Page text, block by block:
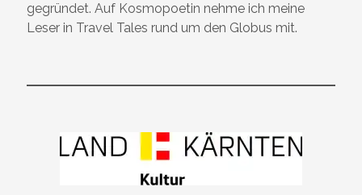
gegründet. Auf Kosmopoetin nehme ich meine
Leser in Travel Tales rund um den Globus mit.